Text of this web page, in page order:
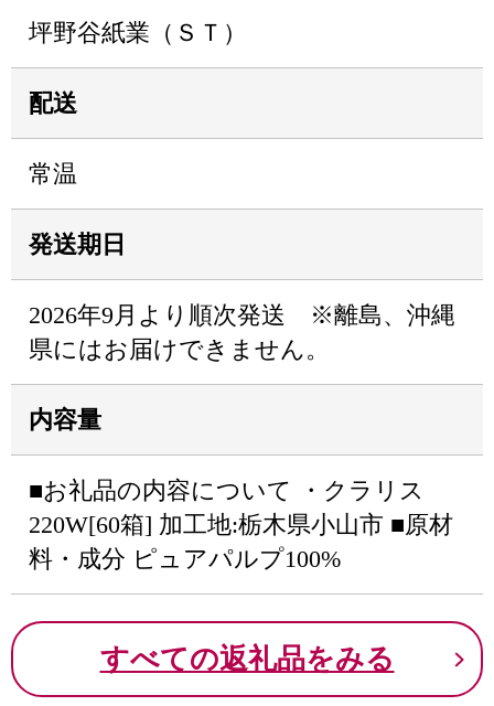
坪野谷紙業（ＳＴ）
配送
常温
発送期日
2026年9月より順次発送 ※離島、沖縄
県にはお届けできません。
内容量
■お礼品の内容について ・クラリス
220W[60箱] 加工地:栃木県小山市 ■原材
料・成分 ピュアパルプ100%
すべての返礼品をみる